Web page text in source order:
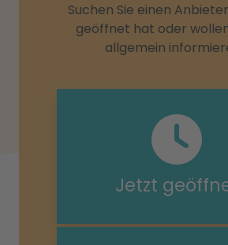
Suchen Sie einen
geöffnet hat oder
allgemein
Jetzt